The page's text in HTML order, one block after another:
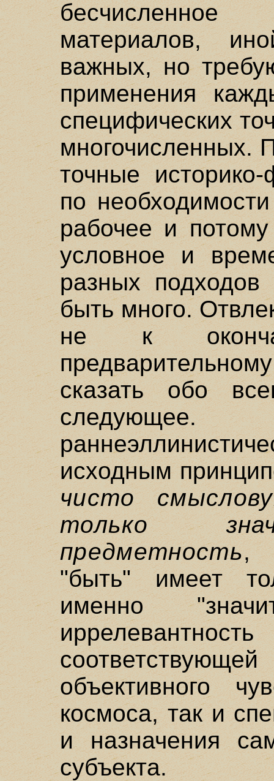
бесчисленное
материалов,
важных, но
применения
специфических
многочисленных.
точные
по
рабочее и потому
условное и
разных
быть много.
не к
сказать обо
исходным
чисто
только
предметность,
"быть" имеет
именно
объективного
космоса, так и
и назначения
субъекта.